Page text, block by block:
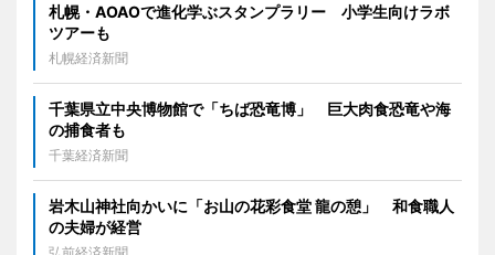
札幌・AOAOで進化学ぶスタンプラリー 小学生向けラボ
ツアーも
札幌経済新聞
千葉県立中央博物館で「ちば恐竜博」 巨大肉食恐竜や海
の捕食者も
千葉経済新聞
岩木山神社向かいに「お山の花彩食堂 龍の憩」 和食職人
の夫婦が経営